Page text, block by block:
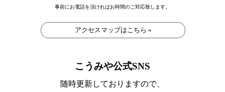
事前にお電話を頂ければお時間のご対応致します。
アクセスマップはこちら »
こうみや公式SNS
随時更新しておりますので、